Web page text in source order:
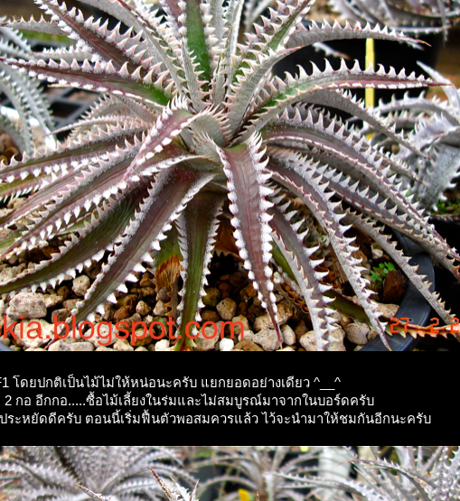
โดยปกติเป็นไม้ไม่ให้หน่อนะครับ แยกยอดอย่างเดียว ^__^
กอ อีกกอ.....ซื้อไม้เลี้ยงในร่มและไม่สมบูรณ์มาจากในบอร์ดครับ
ประหยัดดีครับ ตอนนี้เริ่มฟื้นตัวพอสมควรแล้ว ไว้จะนำมาให้ชมกันอีกนะครับ